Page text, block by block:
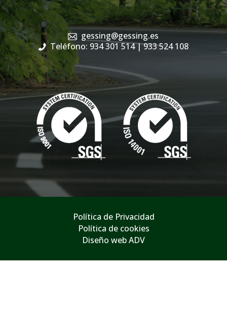
gessing@gessing.es
Teléfono: 934 301 514| 933 524 108
Política de Privacidad
Política de cookies
Diseño web ADV